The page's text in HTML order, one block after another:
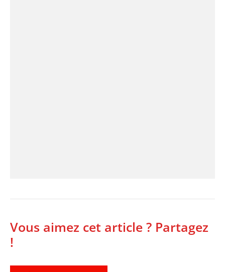
Vous aimez cet article ? Partagez
!